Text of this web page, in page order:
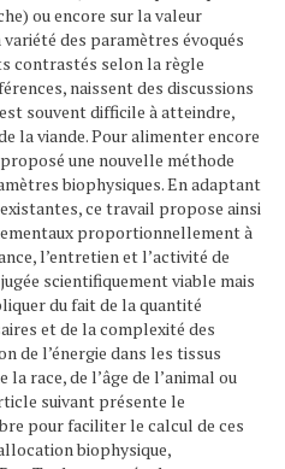
ou encore sur la valeur
des paramètres évoqués
contrastés selon la règle
naissent des discussions
souvent difficile à atteindre,
la viande. Pour alimenter encore
une nouvelle méthode
biophysiques. En adaptant
ce travail propose ainsi
proportionnellement à
l’entretien et l’activité de
scientifiquement viable mais
du fait de la quantité
et de la complexité des
de l’énergie dans les tissus
race, de l’âge de l’animal ou
suivant présente le
pour faciliter le calcul de ces
biophysique,